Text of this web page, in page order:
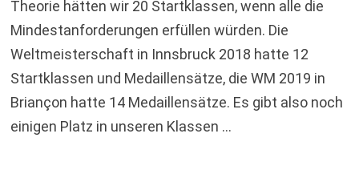
Theorie hätten wir 20 Startklassen, wenn alle die
Mindestanforderungen erfüllen würden. Die
Weltmeisterschaft in Innsbruck 2018 hatte 12
Startklassen und Medaillensätze, die WM 2019 in
Briançon hatte 14 Medaillensätze. Es gibt also noch
einigen Platz in unseren Klassen …